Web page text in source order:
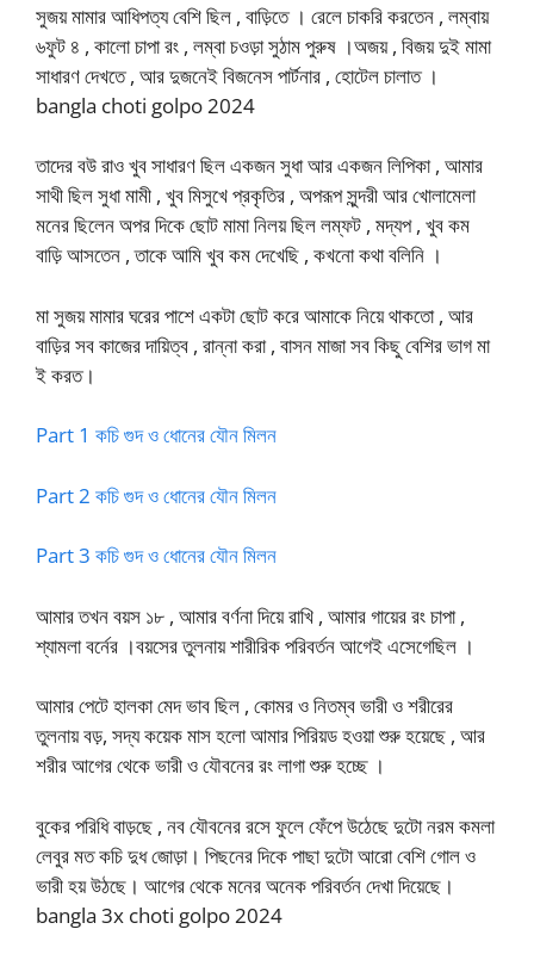
সুজয় মামার আধিপত্য বেশি ছিল , বাড়িতে । রেলে চাকরি করতেন , লম্বায়
৬ফুট ৪ , কালো চাপা রং , লম্বা চওড়া সুঠাম পুরুষ ।অজয় , বিজয় দুই মামা
সাধারণ দেখতে , আর দুজনেই বিজনেস পার্টনার , হোটেল চালাত ।
bangla choti golpo 2024
তাদের বউ রাও খুব সাধারণ ছিল একজন সুধা আর একজন লিপিকা , আমার
সাথী ছিল সুধা মামী , খুব মিসুখে প্রকৃতির , অপরূপ সুন্দরী আর খোলামেলা
মনের ছিলেন অপর দিকে ছোট মামা নিলয় ছিল লম্ফট , মদ্যপ , খুব কম
বাড়ি আসতেন , তাকে আমি খুব কম দেখেছি , কখনো কথা বলিনি ।
মা সুজয় মামার ঘরের পাশে একটা ছোট করে আমাকে নিয়ে থাকতো , আর
বাড়ির সব কাজের দায়িত্ব , রান্না করা , বাসন মাজা সব কিছু বেশির ভাগ মা
ই করত।
Part 1 কচি গুদ ও ধোনের যৌন মিলন
Part 2 কচি গুদ ও ধোনের যৌন মিলন
Part 3 কচি গুদ ও ধোনের যৌন মিলন
আমার তখন বয়স ১৮ , আমার বর্ণনা দিয়ে রাখি , আমার গায়ের রং চাপা ,
শ্যামলা বর্নের ।বয়সের তুলনায় শারীরিক পরিবর্তন আগেই এসেগেছিল ।
আমার পেটে হালকা মেদ ভাব ছিল , কোমর ও নিতম্ব ভারী ও শরীরের
তুলনায় বড়, সদ্য কয়েক মাস হলো আমার পিরিয়ড হওয়া শুরু হয়েছে , আর
শরীর আগের থেকে ভারী ও যৌবনের রং লাগা শুরু হচ্ছে ।
বুকের পরিধি বাড়ছে , নব যৌবনের রসে ফুলে ফেঁপে উঠেছে দুটো নরম কমলা
লেবুর মত কচি দুধ জোড়া। পিছনের দিকে পাছা দুটো আরো বেশি গোল ও
ভারী হয় উঠছে। আগের থেকে মনের অনেক পরিবর্তন দেখা দিয়েছে।
bangla 3x choti golpo 2024